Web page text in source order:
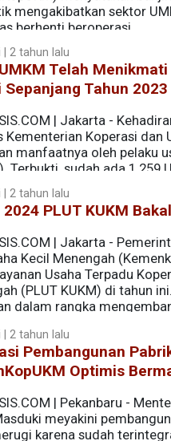
mengakibatkan sektor
berhenti beroperasi.
| 2 tahun lalu
Telah
Sepanjang Tahun 2023
| Jakarta -
Kementerian Koperasi dan
manfaatnya oleh pelaku
Terbukti, sudah ada 1.259
| 2 tahun lalu
2024 PLUT KUKM
| Jakarta -
Kecil Menengah
Usaha Terpadu
(PLUT KUKM) di tahun
dalam rangka
| 2 tahun lalu
Pembangunan
Optimis
| Pekanbaru -
meyakini
karena sudah